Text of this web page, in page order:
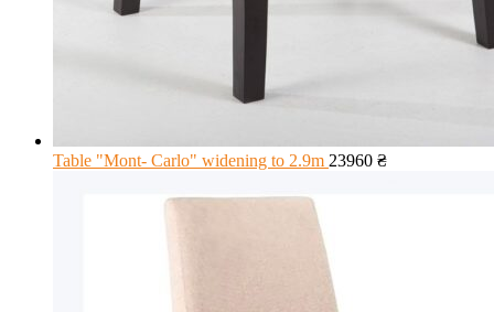
Table "Mont- Carlo" widening to 2.9m 23960 ₴